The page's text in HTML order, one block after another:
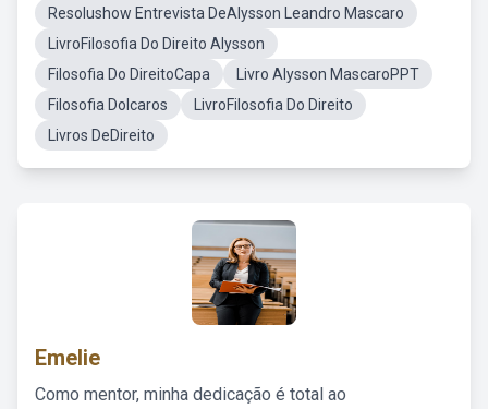
Resolushow Entrevista DeAlysson Leandro Mascaro
LivroFilosofia Do Direito Alysson
Filosofia Do DireitoCapa
Livro Alysson MascaroPPT
Filosofia DoIcaros
LivroFilosofia Do Direito
Livros DeDireito
Emelie
Como mentor, minha dedicação é total ao